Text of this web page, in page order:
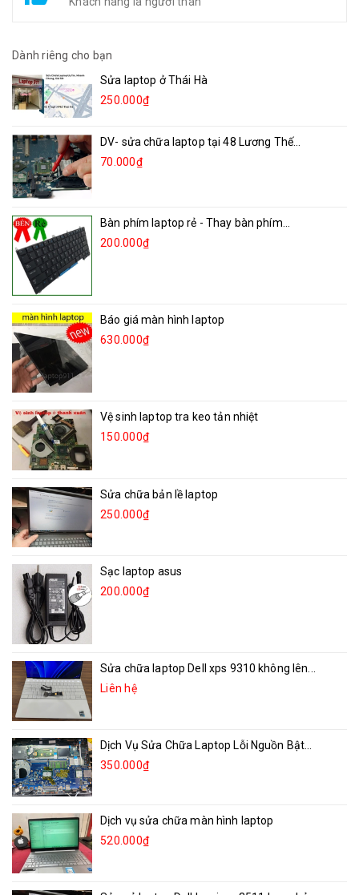
Dành riêng cho bạn
Sửa laptop ở Thái Hà
250.000₫
DV- sửa chữa laptop tại 48 Lương Thế...
70.000₫
Bàn phím laptop rẻ - Thay bàn phím...
200.000₫
Báo giá màn hình laptop
630.000₫
Vệ sinh laptop tra keo tản nhiệt
150.000₫
Sửa chữa bản lề laptop
250.000₫
Sạc laptop asus
200.000₫
Sửa chữa laptop Dell xps 9310 không lên...
Liên hệ
Dịch Vụ Sửa Chữa Laptop Lỗi Nguồn Bật...
350.000₫
Dịch vụ sửa chữa màn hình laptop
520.000₫